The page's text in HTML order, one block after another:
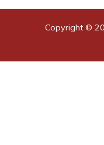
Copyright ©